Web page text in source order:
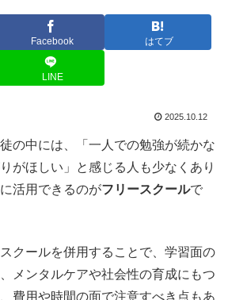
Facebook はてブ
LINE
2025.10.12
の中には、「一人での勉強が続かな
がほしい」と感じる人も少なくあり
活用できるのがフリースクールで
クールを併用することで、学習面の
メンタルケアや社会性の育成にもつ
費用や時間の面で注意すべき点もあ